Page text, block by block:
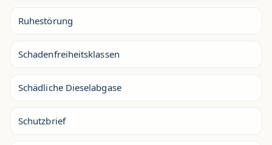
Ruhestörung
Schadenfreiheitsklassen
Schädliche Dieselabgase
Schutzbrief